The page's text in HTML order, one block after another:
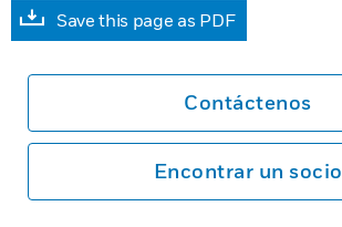
Save this page as PDF
Contáctenos
Encontrar un socio